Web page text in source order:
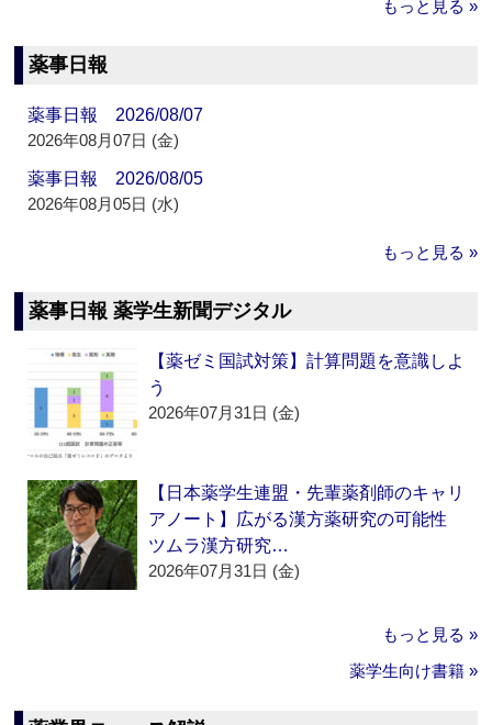
もっと見る »
薬事日報
薬事日報 2026/08/07
2026年08月07日 (金)
薬事日報 2026/08/05
2026年08月05日 (水)
もっと見る »
薬事日報 薬学生新聞デジタル
【薬ゼミ国試対策】計算問題を意識しよ
う
2026年07月31日 (金)
【日本薬学生連盟・先輩薬剤師のキャリ
アノート】広がる漢方薬研究の可能性
ツムラ漢方研究…
2026年07月31日 (金)
もっと見る »
薬学生向け書籍 »